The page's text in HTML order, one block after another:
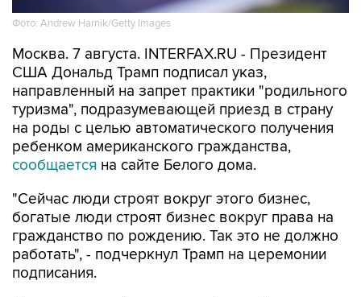
Фото: Andrew Harnik/Getty Images
Москва. 7 августа. INTERFAX.RU - Президент
США Дональд Трамп подписал указ,
направленный на запрет практики "родильного
туризма", подразумевающей приезд в страну
на роды с целью автоматического получения
ребенком американского гражданства,
сообщается на сайте Белого дома.
"Сейчас люди строят вокруг этого бизнес,
богатые люди строят бизнес вокруг права на
гражданство по рождению. Так это не должно
работать", - подчеркнул Трамп на церемонии
подписания.